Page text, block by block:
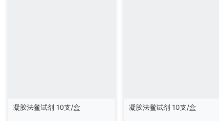
凝胶法鲎试剂 10支/盒 凝胶法鲎试剂 10支/盒